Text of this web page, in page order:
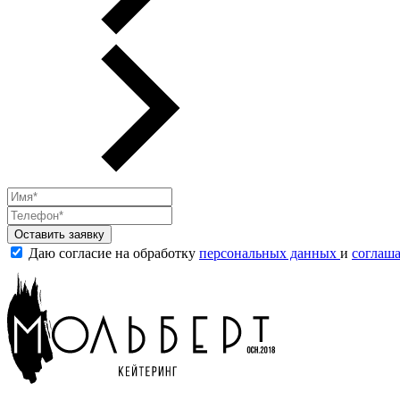
Оставить заявку
Даю согласие на обработку персональных данных и